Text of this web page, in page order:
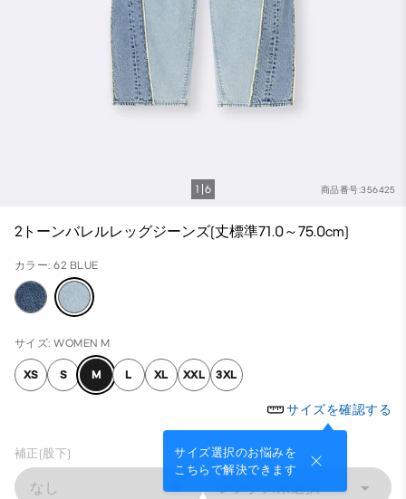
商品番号:356425
1 6
2トーンバレルレッグジーンズ(丈標準71.0～75.0cm)
カラー: 62 BLUE
サイズ: WOMEN M
XS S M L XL XXL 3XL
サイズを確認する
サイズ選択のお悩みを
こちらで解決できます
補正(股下)
なし レングス未選択